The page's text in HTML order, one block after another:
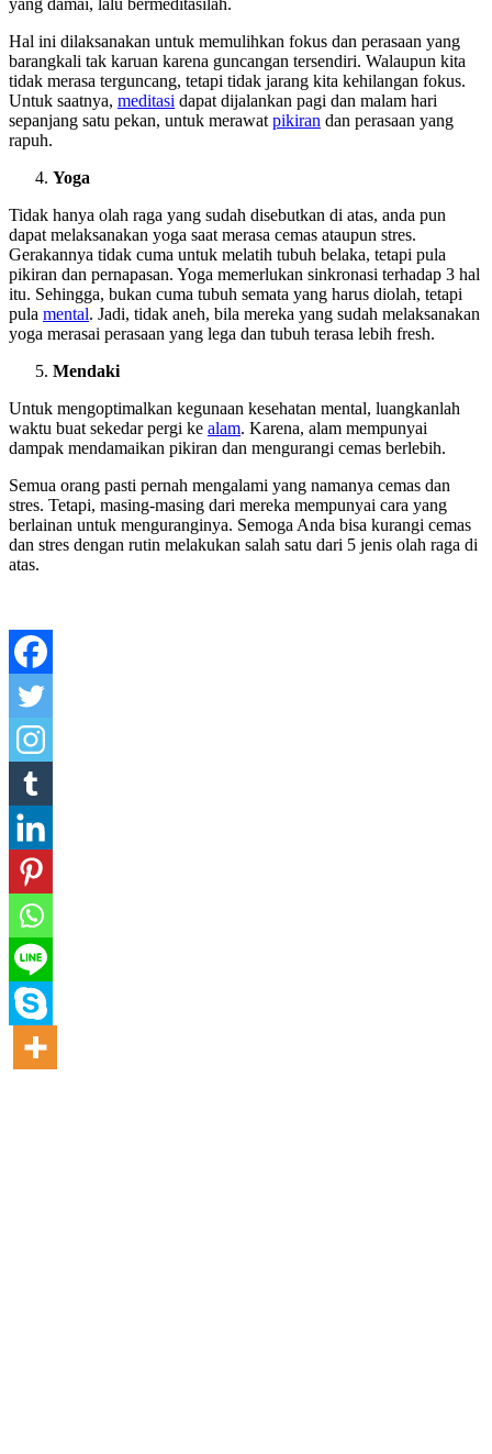
Hal ini dilaksanakan untuk memulihkan fokus dan perasaan yang
barangkali tak karuan karena guncangan tersendiri. Walaupun kita
tidak merasa terguncang, tetapi tidak jarang kita kehilangan fokus.
Untuk saatnya, meditasi dapat dijalankan pagi dan malam hari
sepanjang satu pekan, untuk merawat pikiran dan perasaan yang
rapuh.
Yoga
Tidak hanya olah raga yang sudah disebutkan di atas, anda pun
dapat melaksanakan yoga saat merasa cemas ataupun stres.
Gerakannya tidak cuma untuk melatih tubuh belaka, tetapi pula
pikiran dan pernapasan. Yoga memerlukan sinkronasi terhadap 3 hal
itu. Sehingga, bukan cuma tubuh semata yang harus diolah, tetapi
pula mental. Jadi, tidak aneh, bila mereka yang sudah melaksanakan
yoga merasai perasaan yang lega dan tubuh terasa lebih fresh.
Mendaki
Untuk mengoptimalkan kegunaan kesehatan mental, luangkanlah
waktu buat sekedar pergi ke alam. Karena, alam mempunyai
dampak mendamaikan pikiran dan mengurangi cemas berlebih.
Semua orang pasti pernah mengalami yang namanya cemas dan
stres. Tetapi, masing-masing dari mereka mempunyai cara yang
berlainan untuk menguranginya. Semoga Anda bisa kurangi cemas
dan stres dengan rutin melakukan salah satu dari 5 jenis olah raga di
atas.